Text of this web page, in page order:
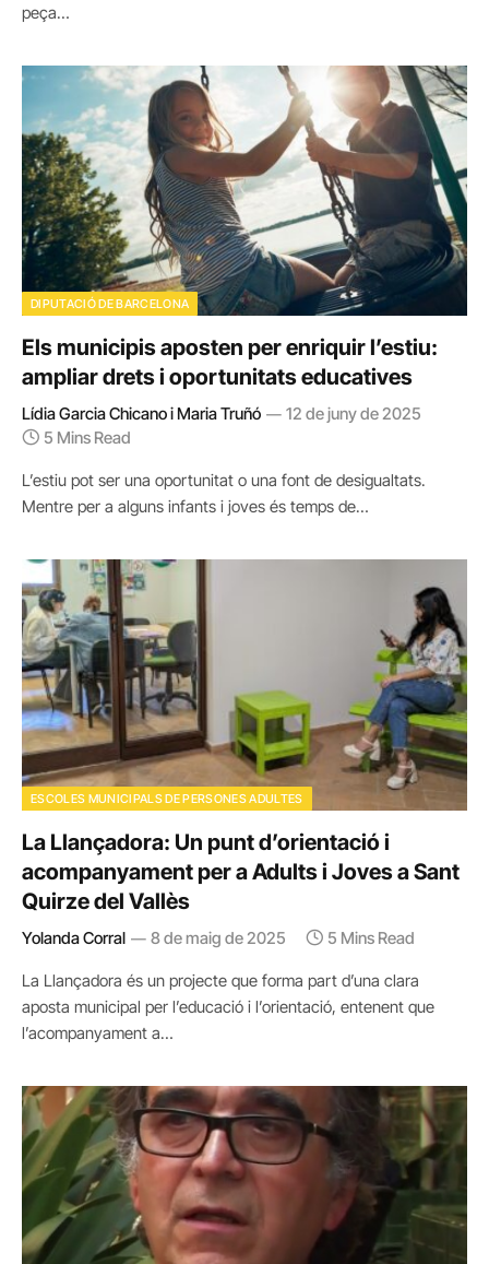
peça…
DIPUTACIÓ DE BARCELONA
Els municipis aposten per enriquir l’estiu:
ampliar drets i oportunitats educatives
Lídia Garcia Chicano i Maria Truñó
12 de juny de 2025
5 Mins Read
L’estiu pot ser una oportunitat o una font de desigualtats.
Mentre per a alguns infants i joves és temps de…
ESCOLES MUNICIPALS DE PERSONES ADULTES
La Llançadora: Un punt d’orientació i
acompanyament per a Adults i Joves a Sant
Quirze del Vallès
Yolanda Corral 8 de maig de 2025 5 Mins Read
La Llançadora és un projecte que forma part d’una clara
aposta municipal per l’educació i l’orientació, entenent que
l’acompanyament a…